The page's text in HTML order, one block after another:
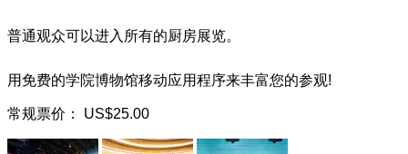
普通观众可以进入所有的厨房展览。
用免费的学院博物馆移动应用程序来丰富您的参观!
常规票价： US$25.00